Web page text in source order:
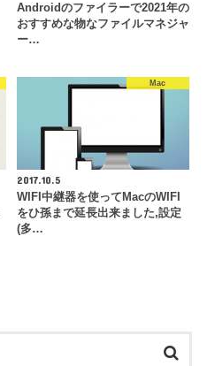
Androidのファイラーで2021年の
おすすめな物なファイルマネジャ
ー…
Mac
2017.10.5
WIFI中継器を使ってMacのWIFI
をひ孫まで延長出来ました,設定
(多…